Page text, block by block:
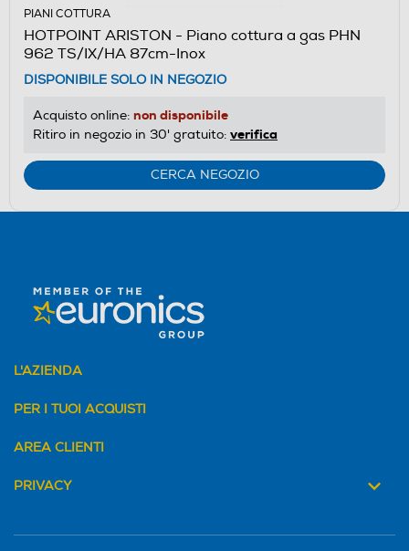
PIANI COTTURA
HOTPOINT ARISTON - Piano cottura a gas PHN
962 TS/IX/HA 87cm-Inox
DISPONIBILE SOLO IN NEGOZIO
Acquisto online: non disponibile
Ritiro in negozio in 30' gratuito: verifica
CERCA NEGOZIO
L'AZIENDA
PER I TUOI ACQUISTI
AREA CLIENTI
PRIVACY